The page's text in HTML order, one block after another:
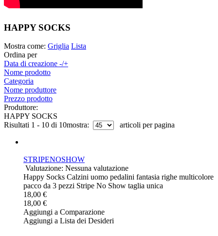
HAPPY SOCKS
Mostra come: Griglia Lista
Ordina per
Data di creazione -/+
Nome prodotto
Categoria
Nome produttore
Prezzo prodotto
Produttore:
HAPPY SOCKS
Risultati 1 - 10 di 10mostra: articoli per pagina
STRIPENOSHOW
Valutazione: Nessuna valutazione
Happy Socks Calzini uomo pedalini fantasia righe multicolore
pacco da 3 pezzi Stripe No Show taglia unica
18,00 €
18,00 €
Aggiungi a Comparazione
Aggiungi a Lista dei Desideri